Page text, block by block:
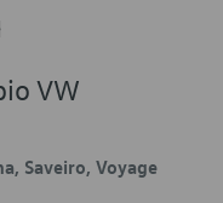
VW
Saveiro, Voyage